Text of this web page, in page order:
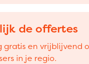
de offertes
gratis en vrijblijvend
in je regio.